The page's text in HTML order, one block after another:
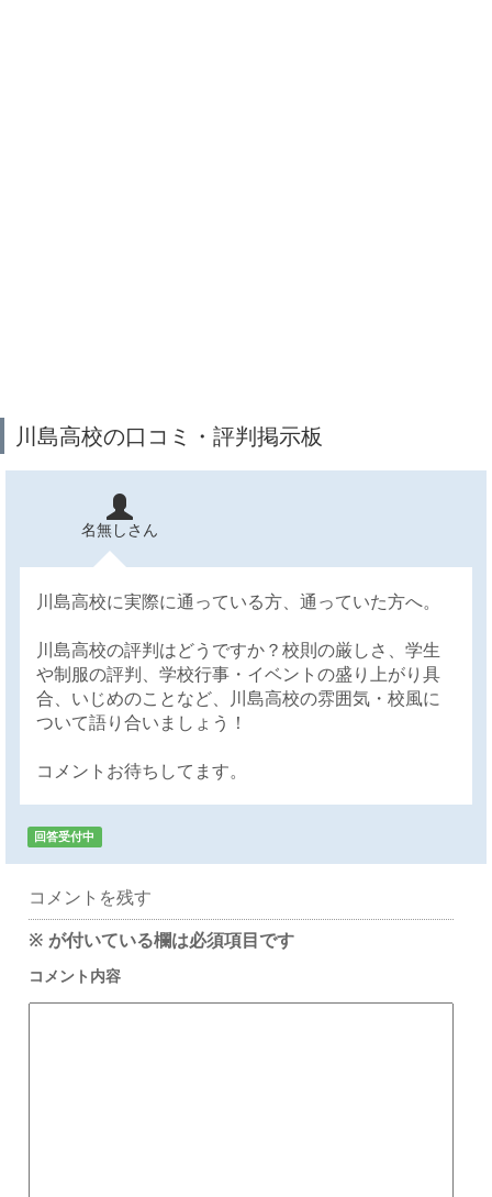
川島高校の口コミ・評判掲示板
名無しさん
川島高校に実際に通っている方、通っていた方へ。
川島高校の評判はどうですか？校則の厳しさ、学生
や制服の評判、学校行事・イベントの盛り上がり具
合、いじめのことなど、川島高校の雰囲気・校風に
ついて語り合いましょう！
コメントお待ちしてます。
回答受付中
コメントを残す
※ が付いている欄は必須項目です